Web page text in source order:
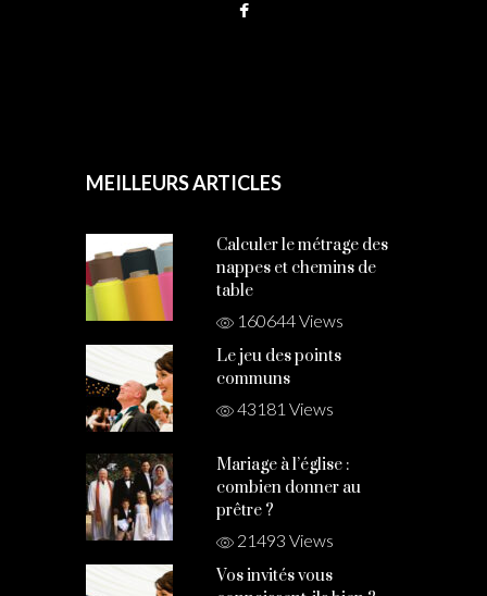
MEILLEURS ARTICLES
Calculer le métrage des
nappes et chemins de
table
160644 Views
Le jeu des points
communs
43181 Views
Mariage à l’église :
combien donner au
prêtre ?
21493 Views
Vos invités vous